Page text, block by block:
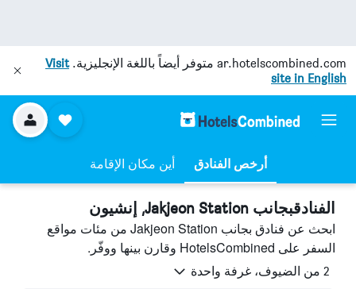
ar.hotelscombined.com متوفر أيضاً باللغة الإنجليزية.Visit
site in English
أرخص الفنادق أين مكان الإقامة
الفنادقبجانب Jakjeon Station, إنشيون
ابحث عن فنادق بجانب Jakjeon Station من مئات مواقع
السفر على HotelsCombined وقارن بينها ووفّر.
2 من الضيوف، غرفة واحدة